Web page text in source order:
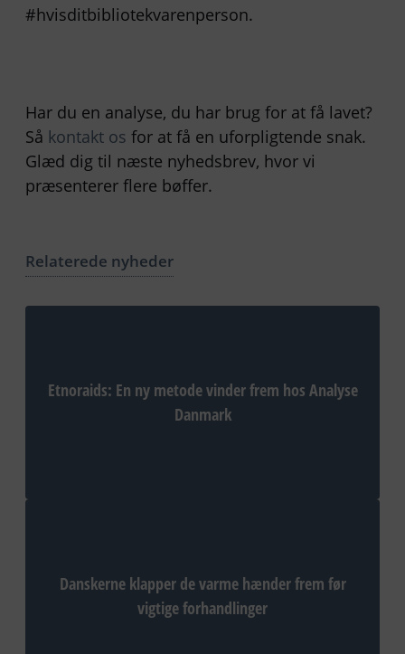
#hvisditbibliotekvarenperson.
Har du en analyse, du har brug for at få lavet?
Så kontakt os for at få en uforpligtende snak.
Glæd dig til næste nyhedsbrev, hvor vi
præsenterer flere bøffer.
Relaterede nyheder
Etnoraids: En ny metode vinder frem hos Analyse
Danmark
Danskerne klapper de varme hænder frem før
vigtige forhandlinger